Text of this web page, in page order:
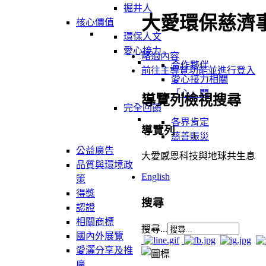
掘井人
核心價值
環保人文
愛心接力
合作夥伴
愛心接力相關
「心」聞
完全回饋
各界肯定
慈善賑災
公益廣告
品質與環境政
策
得獎
認證
相關商標
國內外展覽
愛灑分享及推
大愛環保慈濟
略過內容
前往主導覽功能並進行登入
導覽列檢視搜尋
導覽列
大愛感恩科技與地球共生息
English
搜尋
搜尋...